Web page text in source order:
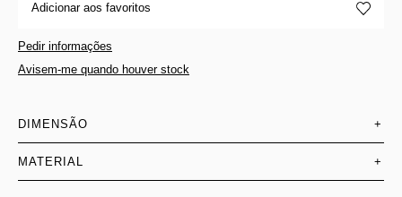
Adicionar aos favoritos
Pedir informações
Avisem-me quando houver stock
DIMENSÃO +
MATERIAL +